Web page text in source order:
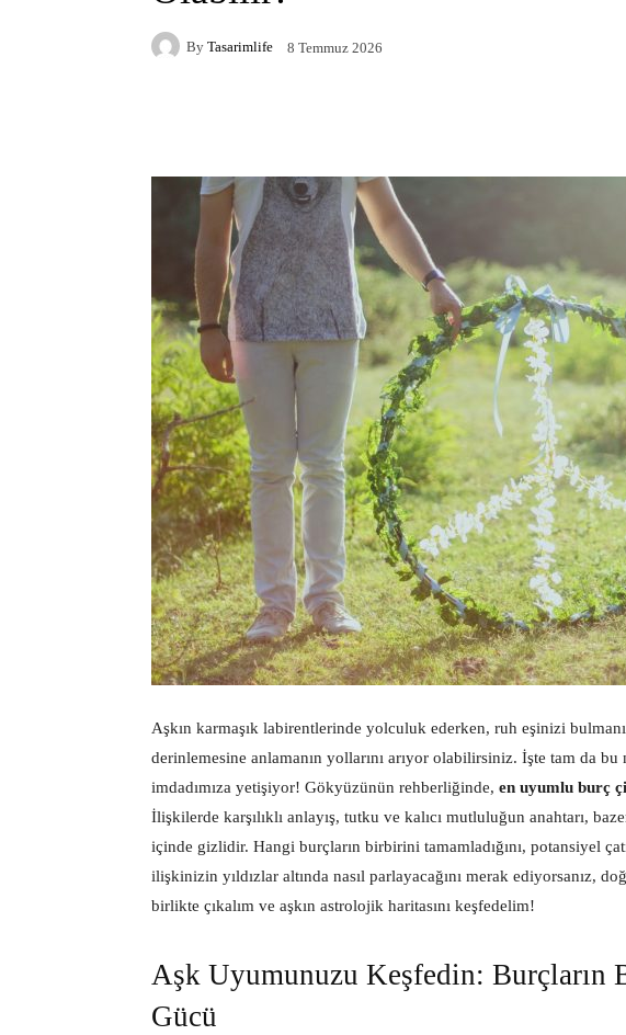
By Tasarimlife 8 Temmuz 2026
Aşkın karmaşık labirentlerinde yolculuk ederken, ruh eşinizi
derinlemesine anlamanın yollarını arıyor olabilirsiniz. İşte tam da
imdadımıza yetişiyor! Gökyüzünün rehberliğinde, en uyumlu burç
İlişkilerde karşılıklı anlayış, tutku ve kalıcı mutluluğun anahtarı,
içinde gizlidir. Hangi burçların birbirini tamamladığını, potansiyel
ilişkinizin yıldızlar altında nasıl parlayacağını merak ediyorsanız,
birlikte çıkalım ve aşkın astrolojik haritasını keşfedelim!
Aşk Uyumunuzu Keşfedin: Burçların
Gücü